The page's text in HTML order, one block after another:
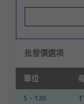
批發價選項
單位
5 - 120